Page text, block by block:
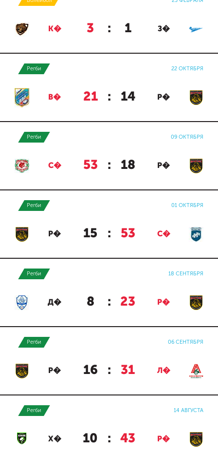
К� 3 : 1 З�
Регби 22 ОКТЯБРЯ
В� 21 : 14 Р�
Регби 09 ОКТЯБРЯ
С� 53 : 18 Р�
Регби 01 ОКТЯБРЯ
Р� 15 : 53 С�
Регби 18 СЕНТЯБРЯ
Д� 8 : 23 Р�
Регби 06 СЕНТЯБРЯ
Р� 16 : 31 Л�
Регби 14 АВГУСТА
Х� 10 : 43 Р�